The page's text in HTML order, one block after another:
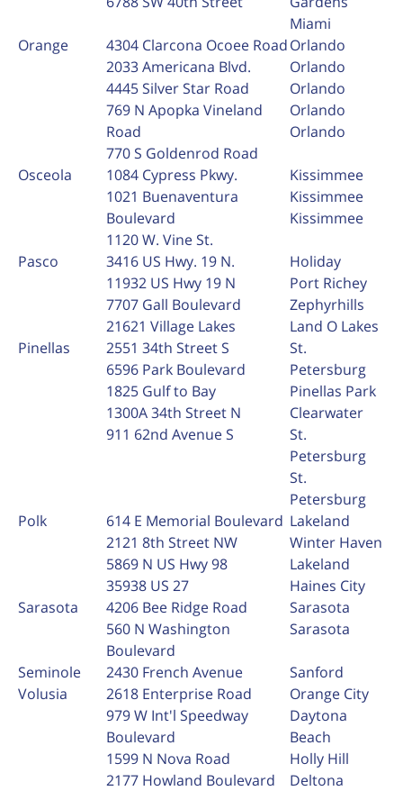
Miami
Orange
4304 Clarcona Ocoee Road
2033 Americana Blvd.
4445 Silver Star Road
769 N Apopka Vineland
Road
770 S Goldenrod Road
Orlando
Orlando
Orlando
Orlando
Orlando
Osceola
1084 Cypress Pkwy.
1021 Buenaventura
Boulevard
1120 W. Vine St.
Kissimmee
Kissimmee
Kissimmee
Pasco
3416 US Hwy. 19 N.
11932 US Hwy 19 N
7707 Gall Boulevard
21621 Village Lakes
Holiday
Port Richey
Zephyrhills
Land O Lakes
Pinellas
2551 34th Street S
6596 Park Boulevard
1825 Gulf to Bay
1300A 34th Street N
911 62nd Avenue S
St.
Petersburg
Pinellas Park
Clearwater
St.
Petersburg
St.
Petersburg
Polk
614 E Memorial Boulevard
2121 8th Street NW
5869 N US Hwy 98
35938 US 27
Lakeland
Winter Haven
Lakeland
Haines City
Sarasota
4206 Bee Ridge Road
560 N Washington
Boulevard
Sarasota
Sarasota
Seminole 2430 French Avenue
Sanford
Volusia
2618 Enterprise Road
979 W Int'l Speedway
Boulevard
1599 N Nova Road
2177 Howland Boulevard
Orange City
Daytona
Beach
Holly Hill
Deltona